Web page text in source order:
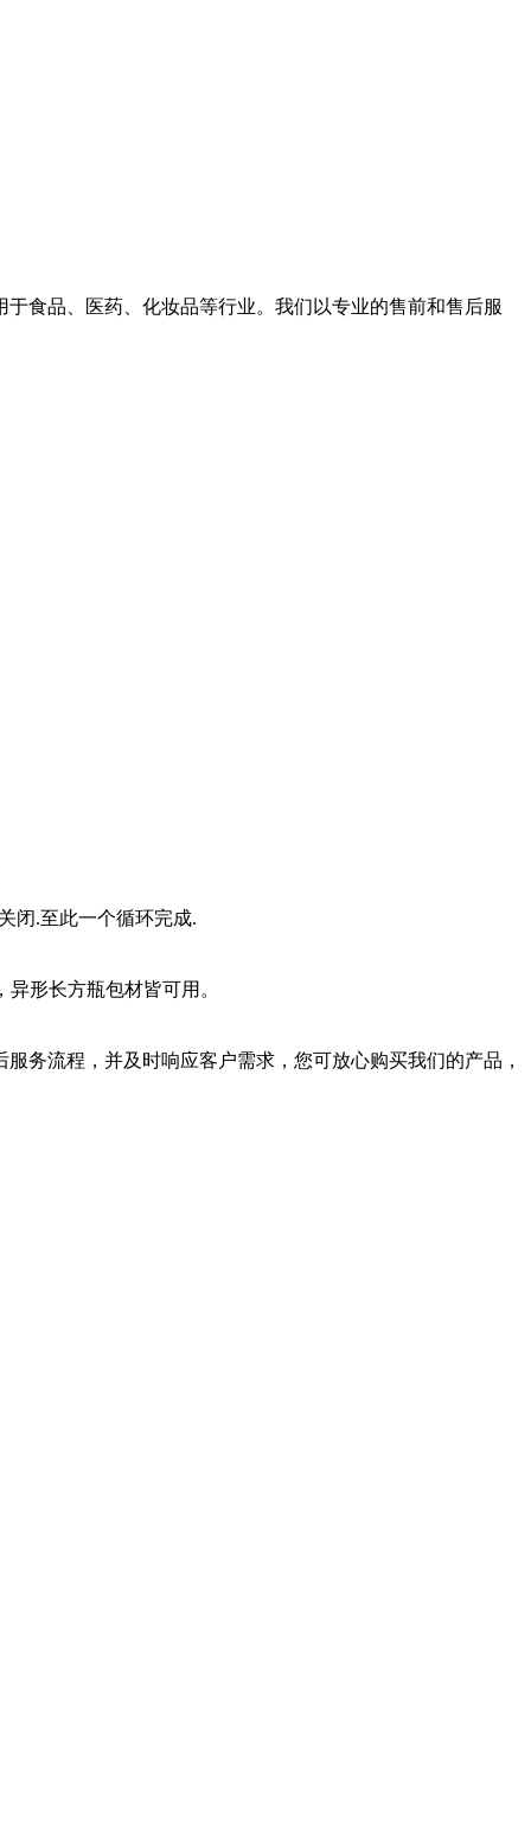
于食品、医药、化妆品等行业。我们以专业的售前和售后服
闭.至此一个循环完成.
异形长方瓶包材皆可用。
务流程，并及时响应客户需求，您可放心购买我们的产品，